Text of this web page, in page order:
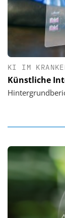
KI IM
Künstliche